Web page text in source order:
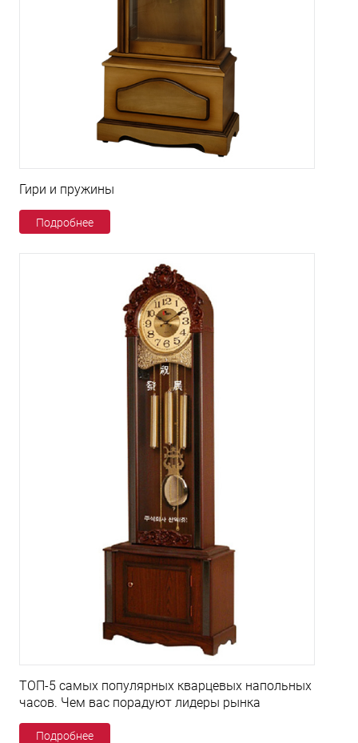
Гири и пружины
Подробнее
ТОП-5 самых популярных кварцевых напольных
часов. Чем вас порадуют лидеры рынка
Подробнее